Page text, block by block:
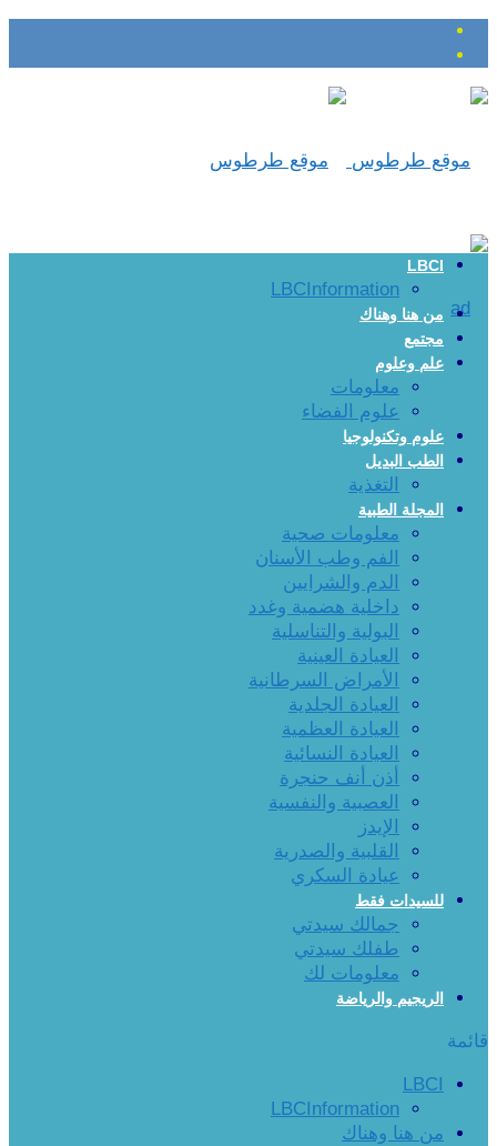
LBCI
LBCInformation
من هنا وهناك
مجتمع
علم وعلوم
معلومات
علوم الفضاء
علوم وتكنولوجيا
الطب البديل
التغذية
المجلة الطبية
معلومات صحية
الفم وطب الأسنان
الدم والشرايين
داخلية هضمية وغدد
البولية والتناسلية
العيادة العينية
الأمراض السرطانية
العيادة الجلدية
العيادة العظمية
العيادة النسائية
أذن أنف حنجرة
العصبية والنفسية
الإيدز
القلبية والصدرية
عيادة السكري
للسيدات فقط
جمالك سيدتي
طفلك سيدتي
معلومات لك
الريجيم والرياضة
قائمة
LBCI
LBCInformation
من هنا وهناك